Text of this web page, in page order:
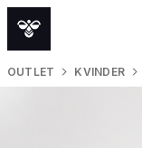
OUTLET KVINDER